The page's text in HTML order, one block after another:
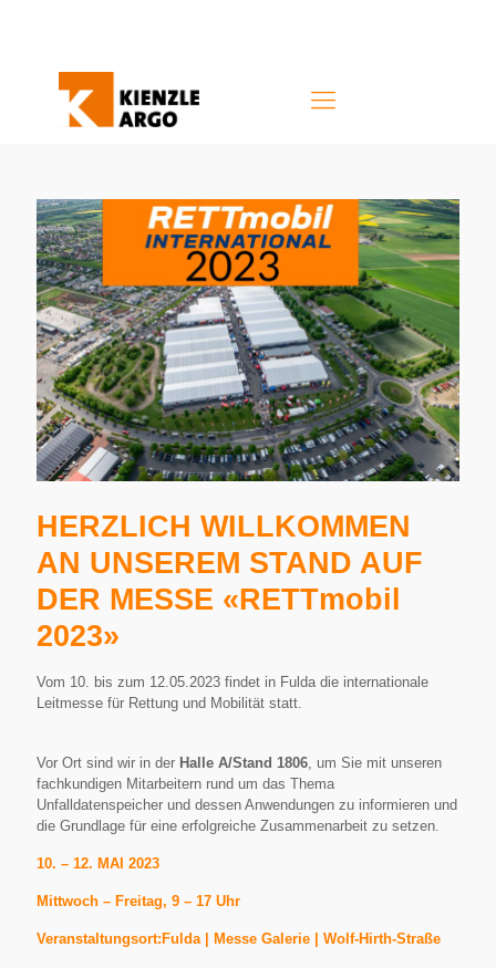
HERZLICH WILLKOMMEN
AN UNSEREM STAND AUF
DER MESSE «RETTmobil
2023»
Vom 10. bis zum 12.05.2023 findet in Fulda die internationale
Leitmesse für Rettung und Mobilität statt.
Vor Ort sind wir in der Halle A/Stand 1806 , um Sie mit unseren
fachkundigen Mitarbeitern rund um das Thema
Unfalldatenspeicher und dessen Anwendungen zu informieren und
die Grundlage für eine erfolgreiche Zusammenarbeit zu setzen.
10. – 12. MAI 2023
Mittwoch – Freitag, 9 – 17 Uhr
Veranstaltungsort: Fulda | Messe Galerie | Wolf-Hirth-Straße